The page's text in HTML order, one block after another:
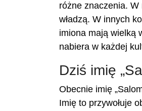
różne znaczenia. W
władzą. W innych
imiona mają wielką
nabiera w każdej
Dziś imię
Obecnie imię
Imię to przywołuje